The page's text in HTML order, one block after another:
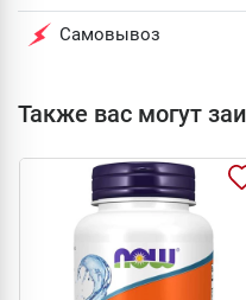
Самовывоз
Также вас могут